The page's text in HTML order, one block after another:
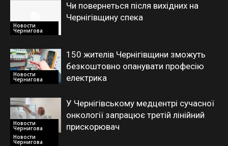
Новости
Чернигова
Чи повернеться після вихідних на
Чернігівщину спека
Новости
Чернигова
150 жителів Чернігівщини зможуть
безкоштовно опанувати професію
електрика
Новости
Чернигова
У Чернігівському медцентрі сучасної
онкології запрацює третій лінійний
прискорювач
Новости
Чернигова